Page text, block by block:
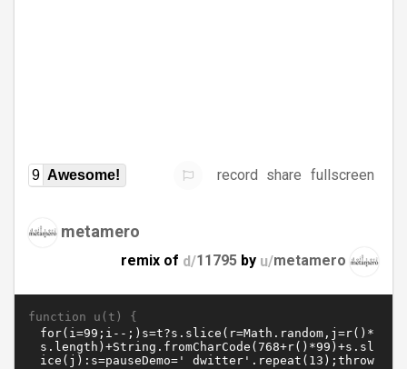
9 Awesome! record share fullscreen
metamero
remix of d/11795 by u/metamero
function u(t) {